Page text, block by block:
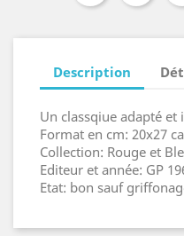
Description
Un classqiue adapté et
Format en cm: 20x27
Collection: Rouge et
Editeur et année: GP
Etat: bon sauf